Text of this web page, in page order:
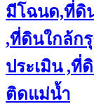
มีโฉนด,ที่ดิ
,ที่ดินใกล้ก
ประเมิน ,ที่
ติดแม่น้ำ